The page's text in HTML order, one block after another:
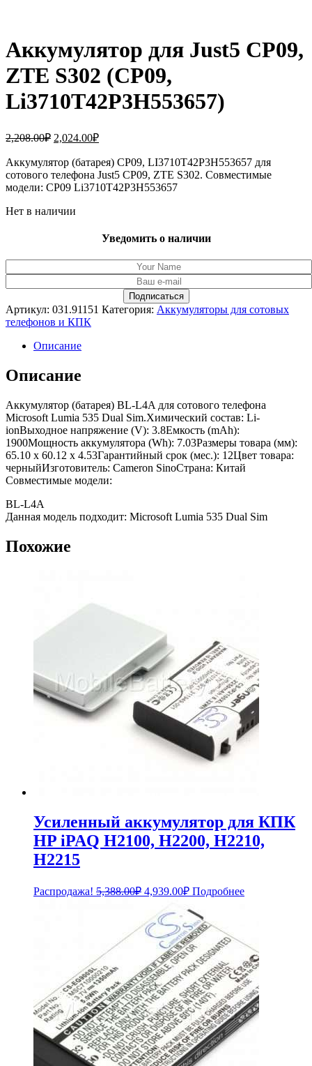
Аккумулятор для Just5 CP09,
ZTE S302 (CP09,
Li3710T42P3H553657)
2,208.00₽ Первоначальная
составляла
2,208.00₽.
2,024.00₽Текущая
2,024.00₽.
Аккумулятор (батарея) CP09, LI3710T42P3H553657 для
сотового телефона Just5 CP09, ZTE S302. Совместимые
модели: CP09 Li3710T42P3H553657
Нет в наличии
Уведомить о наличии
Артикул: 031.91151 Категория: Аккумуляторы для сотовых
телефонов и КПК
Описание
Описание
Аккумулятор (батарея) BL-L4A для сотового телефона
Microsoft Lumia 535 Dual Sim.Химический состав: Li-
ionВыходное напряжение (V): 3.8Емкость (mAh):
1900Мощность аккумулятора (Wh): 7.03Размеры товара (мм):
65.10 x 60.12 x 4.53Гарантийный срок (мес.): 12Цвет товара:
черныйИзготовитель: Cameron SinoСтрана: Китай
Совместимые модели:
BL-L4A
Данная модель подходит: Microsoft Lumia 535 Dual Sim
Похожие
Усиленный аккумулятор для КПК
HP iPAQ H2100, H2200, H2210,
H2215
Распродажа! 5,388.00₽ Первоначальная
составляла
5,388.00₽.
4,939.00₽Текущая
цена:
4,939.00₽.
Подробнее